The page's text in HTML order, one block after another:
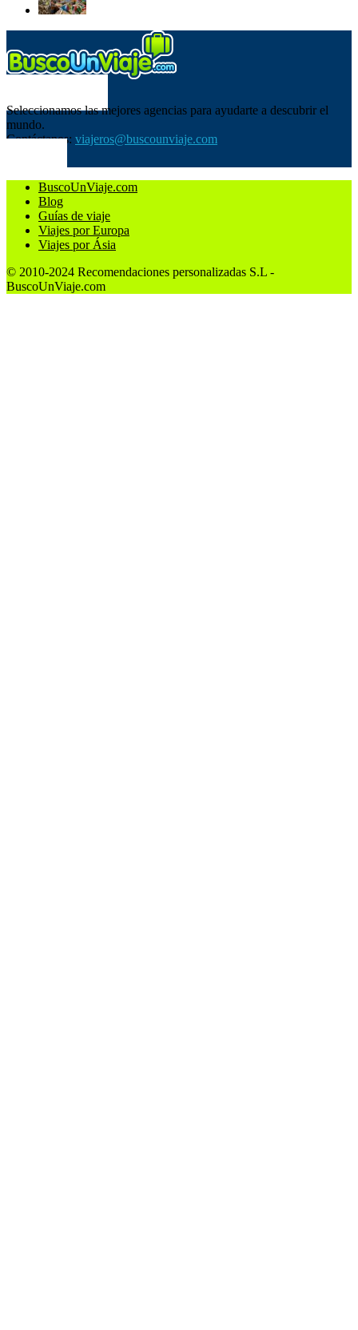
Seleccionamos las mejores agencias para ayudarte a descubrir el
mundo.
Contáctanos: viajeros@buscounviaje.com
BuscoUnViaje.com
Blog
Guías de viaje
Viajes por Europa
Viajes por Ásia
© 2010-2024 Recomendaciones personalizadas S.L -
BuscoUnViaje.com